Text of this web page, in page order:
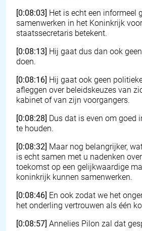
[0:08:03] Het is echt een informeel
samenwerken in het Koninkrijk
staatssecretaris betekent.
[0:08:13] Hij gaat dus dan ook
doen.
[0:08:16] Hij gaat ook geen
afleggen over beleidskeuzes van
kabinet of van zijn voorgangers.
[0:08:28] Dus dat is even om goed
te houden.
[0:08:32] Maar nog belangrijker,
is echt samen met u nadenken
toekomst op een gelijkwaardige
koninkrijk kunnen samenwerken.
[0:08:46] En ook zodat we het
het onderling vertrouwen als één
[0:08:57] Annelies Pilon zal dat